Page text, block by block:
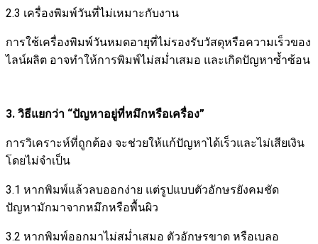
2.3 เครื่องพิมพ์วันที่ไม่เหมาะกับงาน
การใช้เครื่องพิมพ์วันหมดอายุที่ไม่รองรับวัสดุหรือความเร็วของ
ไลน์ผลิต อาจทำให้การพิมพ์ไม่สม่ำเสมอ และเกิดปัญหาซ้ำซ้อน
3. วิธีแยกว่า “ปัญหาอยู่ที่หมึกหรือเครื่อง”
การวิเคราะห์ที่ถูกต้อง จะช่วยให้แก้ปัญหาได้เร็วและไม่เสียเงิน
โดยไม่จำเป็น
3.1 หากพิมพ์แล้วลบออกง่าย แต่รูปแบบตัวอักษรยังคมชัด
ปัญหามักมาจากหมึกหรือพื้นผิว
3.2 หากพิมพ์ออกมาไม่สม่ำเสมอ ตัวอักษรขาด หรือเบลอ